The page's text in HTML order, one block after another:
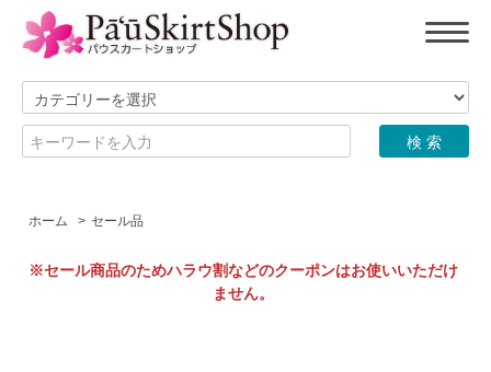
ホーム > セール品
※セール商品のためハラウ割などのクーポンはお使いいただけ
ません。